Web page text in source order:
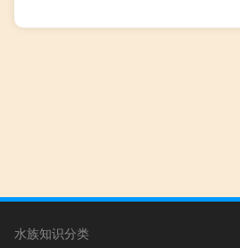
水族知识分类